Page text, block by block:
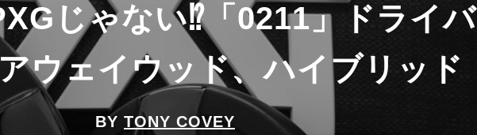
じゃない⁉「0211」ドライバ
ウェイウッド、ハイブリッド
BY TONY COVEY